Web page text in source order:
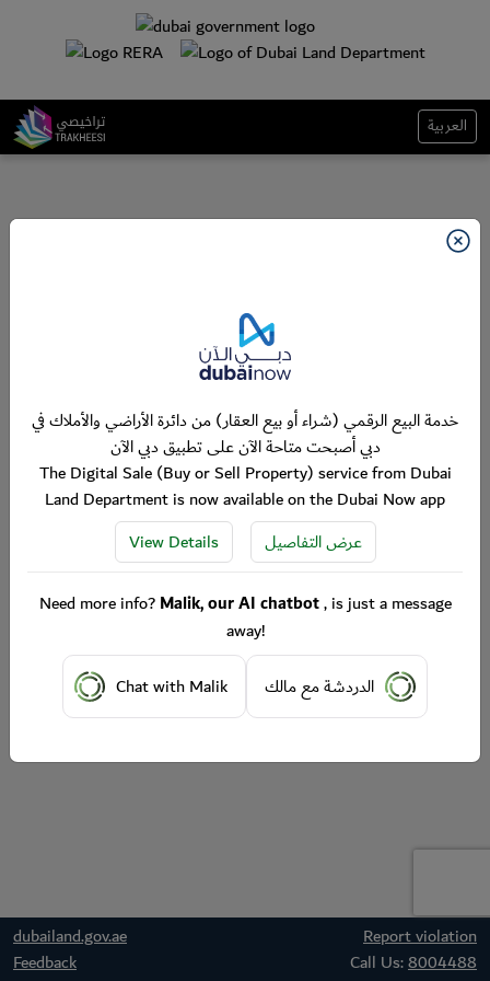
العربية
dubailand.gov.ae
Report violation
Feedback
Call Us:8004488
خدمة البيع الرقمي (شراء أو بيع العقار) من دائرة الأراضي والأملاك في
دبي أصبحت متاحة الآن على تطبيق دبي الآن
The Digital Sale (Buy or Sell Property) service from Dubai
Land Department is now available on the Dubai Now app
View Details
عرض التفاصيل
Need more info?Malik, our AI chatbot, is just a message
away!
Chat with Malik
الدردشة مع مالك